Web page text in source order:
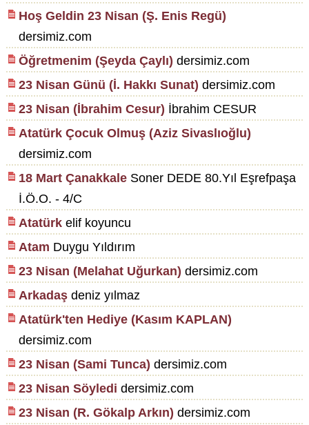
Hoş Geldin 23 Nisan (Ş. Enis Regü)
dersimiz.com
Öğretmenim (Şeyda Çaylı) dersimiz.com
23 Nisan Günü (İ. Hakkı Sunat) dersimiz.com
23 Nisan (İbrahim Cesur) İbrahim CESUR
Atatürk Çocuk Olmuş (Aziz Sivaslıoğlu)
dersimiz.com
18 Mart ÇanakkaleSoner DEDE 80.Yıl Eşrefpaşa
İ.Ö.O. - 4/C
Atatürkelif koyuncu
Atam Duygu Yıldırım
23 Nisan (Melahat Uğurkan) dersimiz.com
Arkadaşdeniz yılmaz
Atatürk'ten Hediye (Kasım KAPLAN)
dersimiz.com
23 Nisan (Sami Tunca) dersimiz.com
23 Nisan Söyledi dersimiz.com
23 Nisan (R. Gökalp Arkın) dersimiz.com